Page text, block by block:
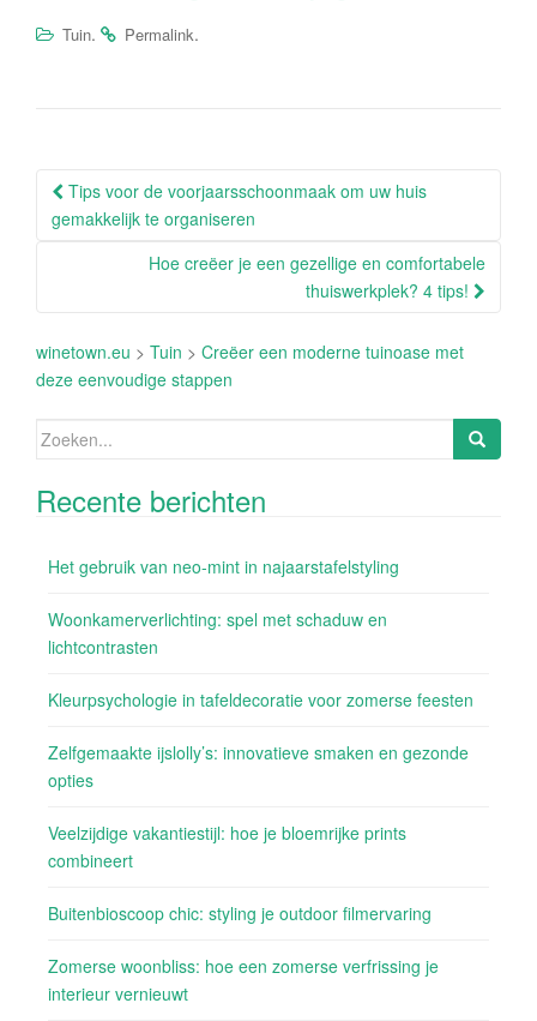
Tuin. Permalink.
Berichtnavigatie
Tips voor de voorjaarsschoonmaak om uw huis
gemakkelijk te organiseren
Hoe creëer je een gezellige en comfortabele
thuiswerkplek? 4 tips!
winetown.eu > Tuin > Creëer een moderne tuinoase met
deze eenvoudige stappen
Zoeken
Recente berichten
Het gebruik van neo-mint in najaarstafelstyling
Woonkamerverlichting: spel met schaduw en
lichtcontrasten
Kleurpsychologie in tafeldecoratie voor zomerse feesten
Zelfgemaakte ijslolly’s: innovatieve smaken en gezonde
opties
Veelzijdige vakantiestijl: hoe je bloemrijke prints
combineert
Buitenbioscoop chic: styling je outdoor filmervaring
Zomerse woonbliss: hoe een zomerse verfrissing je
interieur vernieuwt